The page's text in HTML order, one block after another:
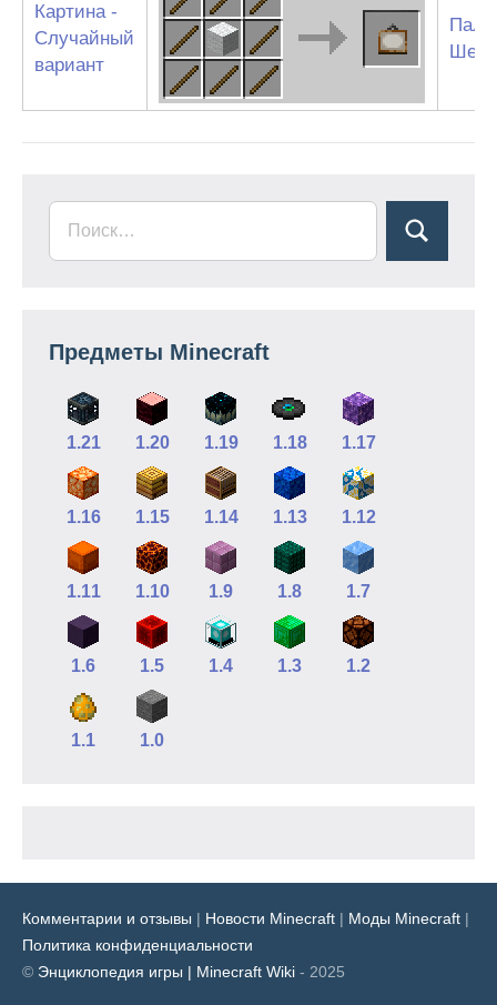
Картина -
Случайный
вариант
Предметы Minecraft
1.21 1.20 1.19 1.18 1.17
1.16 1.15 1.14 1.13 1.12
1.11 1.10 1.9 1.8 1.7
1.6 1.5 1.4 1.3 1.2
1.1 1.0
Комментарии и отзывы | Новости Minecraft | Моды Minecraft |
Политика конфиденциальности
© Энциклопедия игры | Minecraft Wiki - 2025